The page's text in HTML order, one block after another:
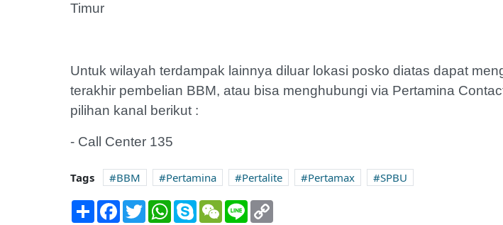
Timur
‎Untuk wilayah terdampak lainnya diluar lokasi posko diatas dapat
terakhir pembelian BBM, atau bisa menghubungi via Pertamina
pilihan kanal berikut :
‎- Call Center 135
Tags BBM Pertamina Pertalite Pertamax
SPBU
Share Facebook
TwitterWhatsApp
SkypeWeChatLine